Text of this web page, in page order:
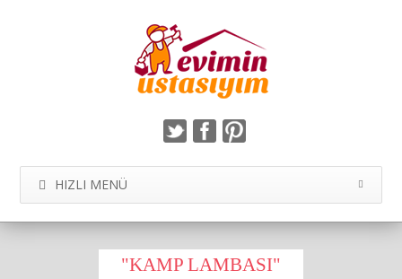
HIZLI MENÜ
"KAMP LAMBASI"